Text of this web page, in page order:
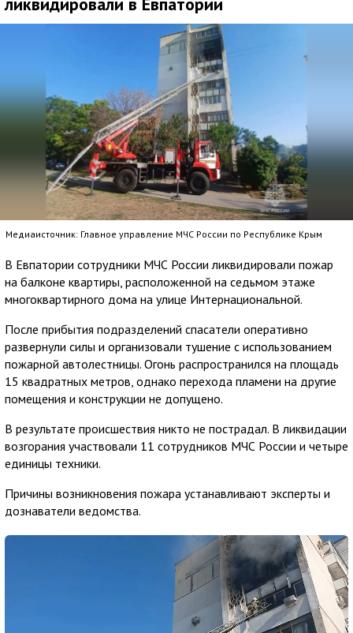
Медиаисточник: Главное управление МЧС России по Республике Крым
В Евпатории сотрудники МЧС России ликвидировали пожар
на балконе квартиры, расположенной на седьмом этаже
многоквартирного дома на улице Интернациональной.
После прибытия подразделений спасатели оперативно
развернули силы и организовали тушение с использованием
пожарной автолестницы. Огонь распространился на площадь
15 квадратных метров, однако перехода пламени на другие
помещения и конструкции не допущено.
В результате происшествия никто не пострадал. В ликвидации
возгорания участвовали 11 сотрудников МЧС России и четыре
единицы техники.
Причины возникновения пожара устанавливают эксперты и
дознаватели ведомства.